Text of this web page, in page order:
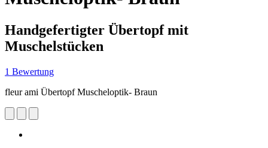
Handgefertigter Übertopf mit
Muschelstücken
1 Bewertung
fleur ami Übertopf Muscheloptik- Braun